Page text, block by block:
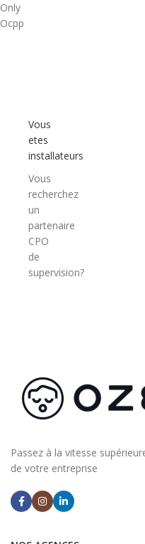
Only
Ocpp
Vous
etes
installateurs
Vous
recherchez
un
partenaire
CPO
de
supervision?
Passez à la vitesse
de votre entreprise